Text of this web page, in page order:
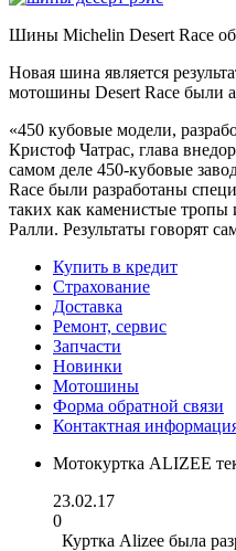
Шины Michelin Desert Race
Новая шина является
мотошины Desert Race были
«450 кубовые модели,
Кристоф Чатрас, глава
самом деле 450-кубовые
Race были разработаны
таких как каменистые
Ралли. Результаты говорят
Купить в кредит
Страхование
Доставка
Ремонт, сервис
Запчасти
Новинки
Мотошины
Форма обратной связи
Контактная
Мотокуртка ALIZEE
23.02.17
0
Куртка Alizee была